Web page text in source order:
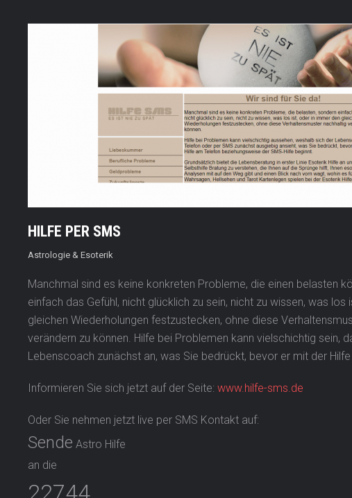
HILFE PER SMS
Astrologie & Esoterik
Manchmal sind es keine konkreten Probleme, die einen belasten
einfach das Gefühl, nicht glücklich zu sein, nicht zu wissen, was los
gleichen Wiederholungen festzustecken, ohne diese
verändern zu können. Hilfe bei Problemen kann vielschichtig sein,
Lebenscoach zunächst an, was Sie bedrückt, bevor er mit der Hilfe
Informieren Sie sich jetzt auf der Seite: www.hilfe-sms.de
Oder Sie nehmen jetzt live per SMS Kontakt auf:
Sende Astro Hilfe
an die
22744